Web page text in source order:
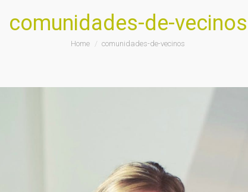
comunidades-de-vecinos
You are here:
Home comunidades-de-vecinos